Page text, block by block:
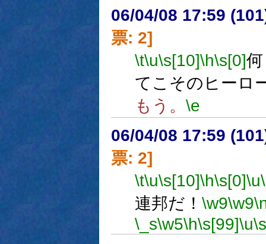
06/04/08 17:59
票: 2]
\t\u\s[10]\h\s[0]
てこそのヒーロ
もう。 \e
06/04/08 17:59
票: 2]
\t\u\s[10]\h\s[0]\u
連邦だ！ \w9\w9
\_s\w5\h\s[99]\u